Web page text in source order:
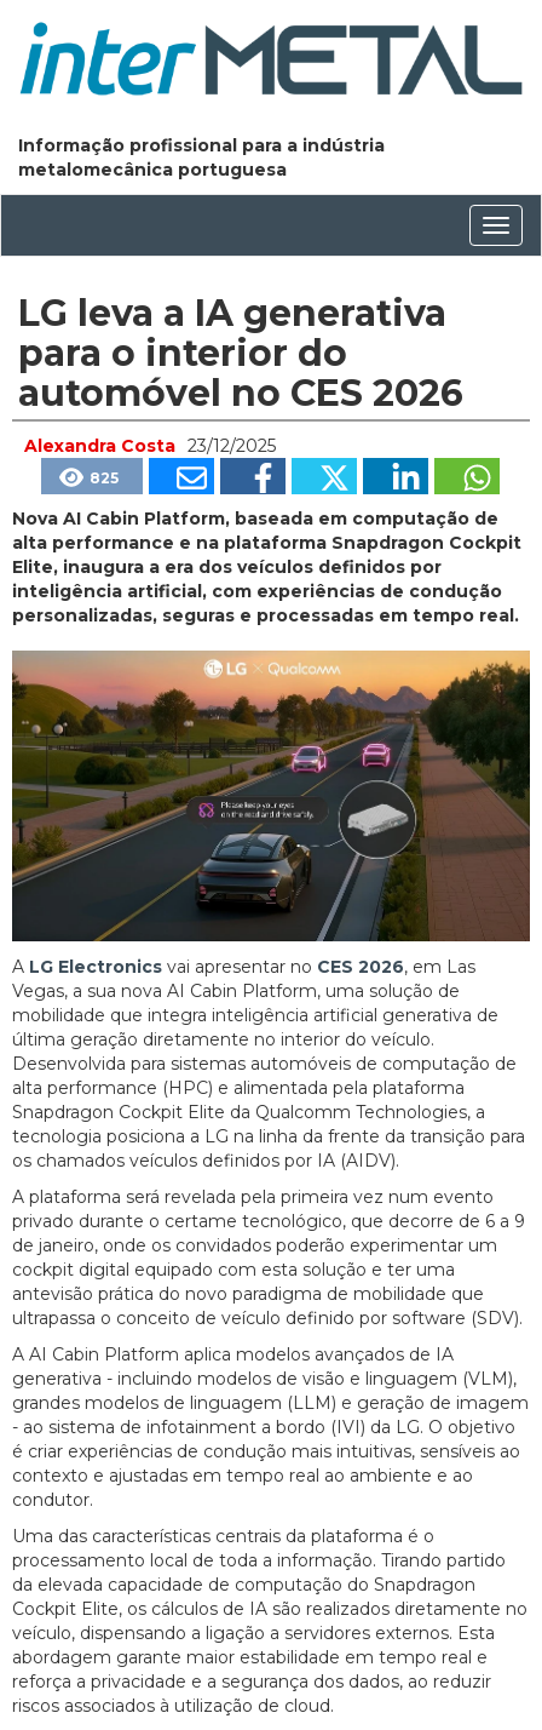
Informação profissional para a indústria
metalomecânica portuguesa
LG leva a IA generativa
para o interior do
automóvel no CES 2026
Alexandra Costa 23/12/2025
825
Nova AI Cabin Platform, baseada em computação de
alta performance e na plataforma Snapdragon Cockpit
Elite, inaugura a era dos veículos definidos por
inteligência artificial, com experiências de condução
personalizadas, seguras e processadas em tempo real.
A LG Electronics vai apresentar no CES 2026, em Las
Vegas, a sua nova AI Cabin Platform, uma solução de
mobilidade que integra inteligência artificial generativa de
última geração diretamente no interior do veículo.
Desenvolvida para sistemas automóveis de computação de
alta performance (HPC) e alimentada pela plataforma
Snapdragon Cockpit Elite da Qualcomm Technologies, a
tecnologia posiciona a LG na linha da frente da transição para
os chamados veículos definidos por IA (AIDV).
A plataforma será revelada pela primeira vez num evento
privado durante o certame tecnológico, que decorre de 6 a 9
de janeiro, onde os convidados poderão experimentar um
cockpit digital equipado com esta solução e ter uma
antevisão prática do novo paradigma de mobilidade que
ultrapassa o conceito de veículo definido por software (SDV).
A AI Cabin Platform aplica modelos avançados de IA
generativa - incluindo modelos de visão e linguagem (VLM),
grandes modelos de linguagem (LLM) e geração de imagem
- ao sistema de infotainment a bordo (IVI) da LG. O objetivo
é criar experiências de condução mais intuitivas, sensíveis ao
contexto e ajustadas em tempo real ao ambiente e ao
condutor.
Uma das características centrais da plataforma é o
processamento local de toda a informação. Tirando partido
da elevada capacidade de computação do Snapdragon
Cockpit Elite, os cálculos de IA são realizados diretamente no
veículo, dispensando a ligação a servidores externos. Esta
abordagem garante maior estabilidade em tempo real e
reforça a privacidade e a segurança dos dados, ao reduzir
riscos associados à utilização de cloud.